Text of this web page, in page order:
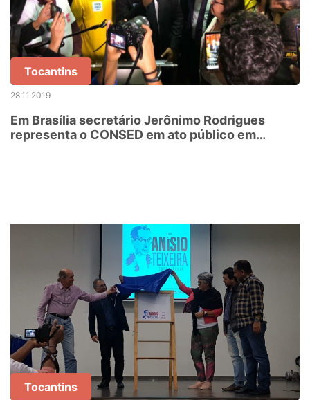
Tocantins
28.11.2019
Em Brasília secretário Jerônimo Rodrigues
representa o CONSED em ato público em
Tocantins